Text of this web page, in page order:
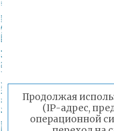
Продолжая
(IP-адрес,
операционной